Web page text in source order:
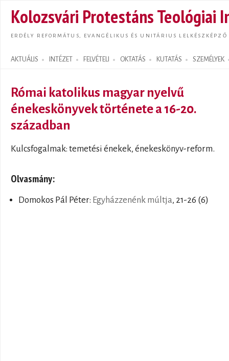
Kolozsvári Protestáns Teológiai
ERDÉLY REFORMÁTUS, EVANGÉLIKUS ÉS UNITÁRIUS LELKÉSZKÉPZŐ
AKTUÁLIS INTÉZET FELVÉTELI OKTATÁS KUTATÁS SZEMÉLYEK
Search form
Római katolikus magyar nyelvű
énekeskönyvek története a 16-20.
században
Kulcsfogalmak: temetési énekek, énekeskönyv-reform.
Olvasmány:
Domokos Pál Péter: Egyházzenénk múltja, 21-26 (6)